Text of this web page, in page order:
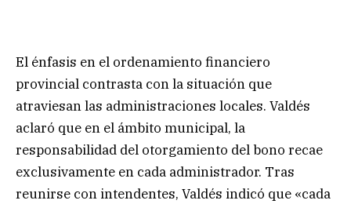
El énfasis en el ordenamiento financiero
provincial contrasta con la situación que
atraviesan las administraciones locales. Valdés
aclaró que en el ámbito municipal, la
responsabilidad del otorgamiento del bono recae
exclusivamente en cada administrador. Tras
reunirse con intendentes, Valdés indicó que «cada